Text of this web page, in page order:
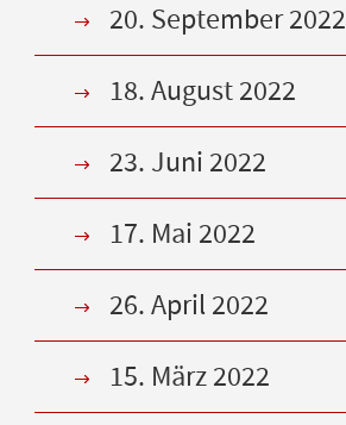
20. September 2022
18. August 2022
23. Juni 2022
17. Mai 2022
26. April 2022
15. März 2022